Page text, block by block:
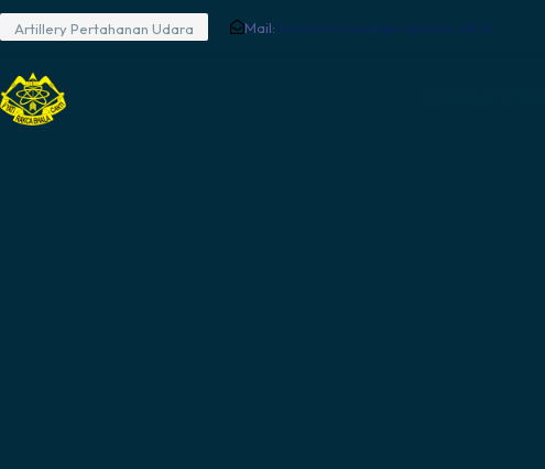
Artillery Pertahanan Udara Mail: pussenarhanud@mabesad.mil.id